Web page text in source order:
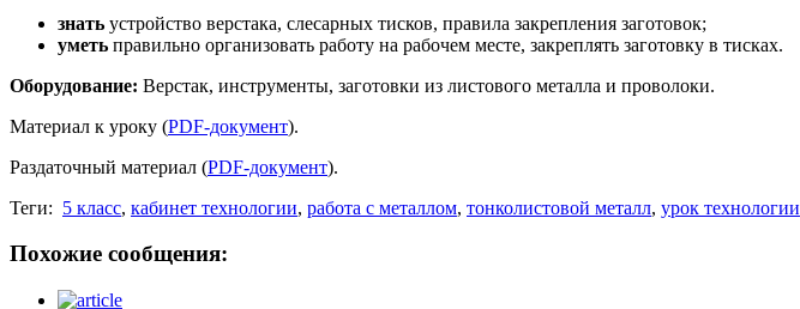
знать устройство верстака, слесарных тисков, правила закрепления заготовок;
уметь правильно организовать работу на рабочем месте, закреплять заготовку в тисках.
Оборудование: Верстак, инструменты, заготовки из листового металла и проволоки.
Материал к уроку (PDF-документ).
Раздаточный материал (PDF-документ).
Теги: 5 класс, кабинет технологии, работа с металлом, тонколистовой металл, урок технологии
Похожие сообщения: